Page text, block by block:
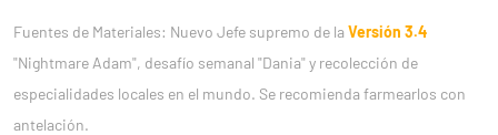
Fuentes de Materiales: Nuevo Jefe supremo de la Versión 3.4
"Nightmare Adam", desafío semanal "Dania" y recolección de
especialidades locales en el mundo. Se recomienda farmearlos con
antelación.